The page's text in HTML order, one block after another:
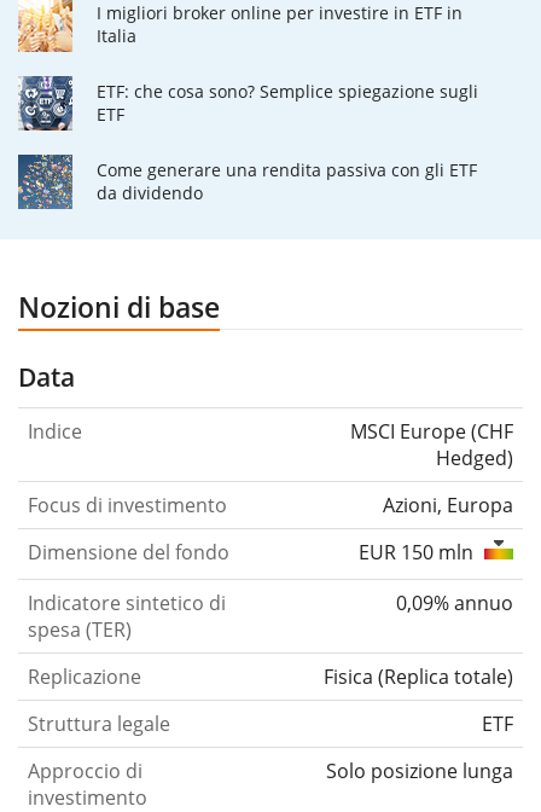
I migliori broker online per investire in ETF in
Italia
ETF: che cosa sono? Semplice spiegazione sugli
ETF
Come generare una rendita passiva con gli ETF
da dividendo
Nozioni di base
Data
Indice
MSCI Europe (CHF
Hedged)
Focus di investimento
Azioni, Europa
Dimensione del fondo
EUR 150 mln
Indicatore sintetico di
spesa (TER)
0,09% annuo
Replicazione Fisica (Replica totale)
Struttura legale
ETF
Approccio di
investimento
Solo posizione lunga